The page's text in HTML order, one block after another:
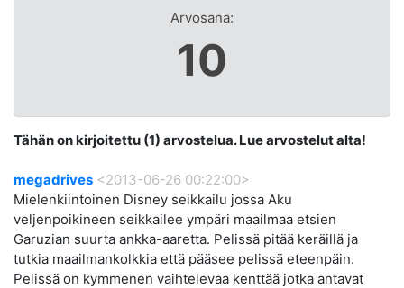
Arvosana:
10
Tähän on kirjoitettu (1) arvostelua. Lue arvostelut alta!
megadrives <2013-06-26 00:22:00>
Mielenkiintoinen Disney seikkailu jossa Aku
veljenpoikineen seikkailee ympäri maailmaa etsien
Garuzian suurta ankka-aaretta. Pelissä pitää keräillä ja
tutkia maailmankolkkia että pääsee pelissä eteenpäin.
Pelissä on kymmenen vaihtelevaa kenttää jotka antavat